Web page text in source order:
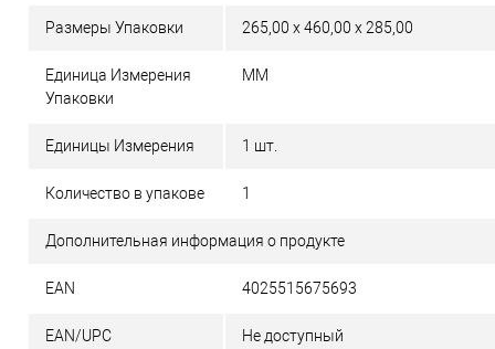
Размеры Упаковки 265,00 x 460,00 x 285,00
Единица Измерения
Упаковки
MM
Единицы Измерения 1 шт.
Количество в упакове 1
Дополнительная информация о продукте
EAN 4025515675693
EAN/UPC Не доступный